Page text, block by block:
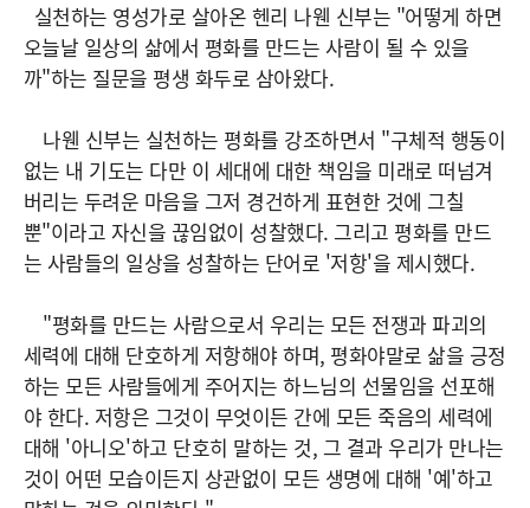
실천하는 영성가로 살아온 헨리 나웬 신부는 "어떻게 하면
오늘날 일상의 삶에서 평화를 만드는 사람이 될 수 있을
까"하는 질문을 평생 화두로 삼아왔다.
나웬 신부는 실천하는 평화를 강조하면서 "구체적 행동이
없는 내 기도는 다만 이 세대에 대한 책임을 미래로 떠넘겨
버리는 두려운 마음을 그저 경건하게 표현한 것에 그칠
뿐"이라고 자신을 끊임없이 성찰했다. 그리고 평화를 만드
는 사람들의 일상을 성찰하는 단어로 '저항'을 제시했다.
"평화를 만드는 사람으로서 우리는 모든 전쟁과 파괴의
세력에 대해 단호하게 저항해야 하며, 평화야말로 삶을 긍정
하는 모든 사람들에게 주어지는 하느님의 선물임을 선포해
야 한다. 저항은 그것이 무엇이든 간에 모든 죽음의 세력에
대해 '아니오'하고 단호히 말하는 것, 그 결과 우리가 만나는
것이 어떤 모습이든지 상관없이 모든 생명에 대해 '예'하고